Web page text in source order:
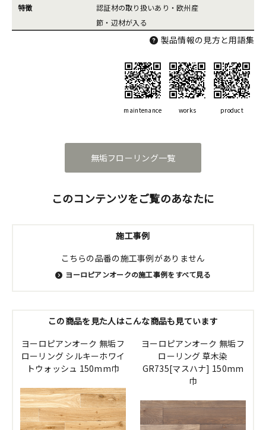
特徴
認証材の取り扱いあり・欧州産
節・辺材が入る
製品情報の見方と用語集
maintenance works product
無垢フローリング一覧
このコンテンツをご覧のあなたに
施工事例
こちらの品番の施工事例がありません
ヨーロピアンオークの施工事例をすべて見る
この商品を見た人はこんな商品も見ています
ヨーロピアンオーク 無垢フ
ローリング シルキーホワイ
トウォッシュ 150mm巾
ヨーロピアンオーク 無垢フ
ローリング 草木染
GR735[マスハナ] 150mm
巾